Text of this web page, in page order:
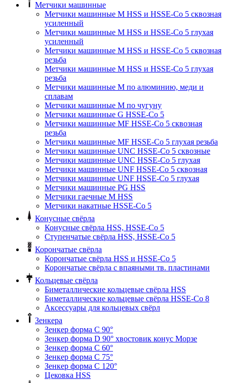
Метчики машинные
Метчики машинные M HSS и HSSE-Co 5 сквозная
усиленный
Метчики машинные M HSS и HSSE-Co 5 глухая
усиленный
Метчики машинные M HSS и HSSE-Co 5 сквозная
резьба
Метчики машинные M HSS и HSSE-Co 5 глухая
резьба
Метчики машинные M по алюминию, меди и
сплавам
Метчики машинные M по чугуну
Метчики машинные G HSSE-Co 5
Метчики машинные MF HSSE-Co 5 сквозная
резьба
Метчики машинные MF HSSE-Co 5 глухая резьба
Метчики машинные UNC HSSE-Co 5 сквозные
Метчики машинные UNC HSSE-Co 5 глухая
Метчики машинные UNF HSSE-Co 5 сквозная
Метчики машинные UNF HSSE-Co 5 глухая
Метчики машинные PG HSS
Метчики гаечные M HSS
Метчики накатные HSSE-Co 5
Конусные свёрла
Конусные свёрла HSS, HSSE-Co 5
Ступенчатые свёрла HSS, HSSE-Co 5
Корончатые свёрла
Корончатые свёрла HSS и HSSE-Co 5
Корончатые свёрла с впаяными тв. пластинами
Кольцевые свёрла
Биметаллические кольцевые свёрла HSS
Биметаллические кольцевые свёрла HSSE-Co 8
Аксессуары для кольцевых свёрл
Зенкера
Зенкер форма С 90°
Зенкер форма D 90° хвостовик конус Морзе
Зенкер форма С 60°
Зенкер форма С 75°
Зенкер форма С 120°
Цековка HSS